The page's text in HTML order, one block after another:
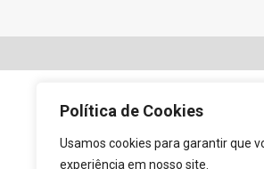
Política de Cookies
Usamos cookies para garantir que
experiência em nosso site.